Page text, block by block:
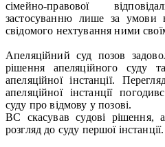
сімейно-правової
застосуванню лише за умови
свідомого нехтування ними
Апеляційний суд позов
рішення апеляційного суду
апеляційної інстанції.
апеляційної інстанції
суду про відмову у позові.
ВС скасував судові рішення,
розгляд до суду першої інстанції.